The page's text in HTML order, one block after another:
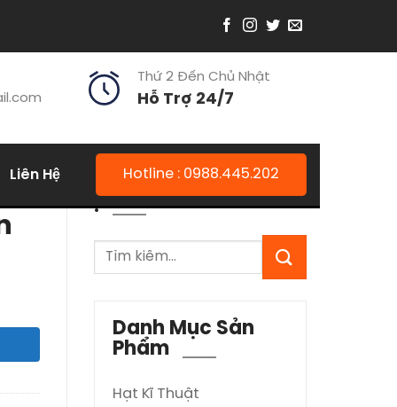
Thứ 2 Đến Chủ Nhật
Hỗ Trợ 24/7
Liên Hệ Hotline : 0988.445.202
.
Danh Mục Sản
Phẩm
Hạt Kĩ Thuật